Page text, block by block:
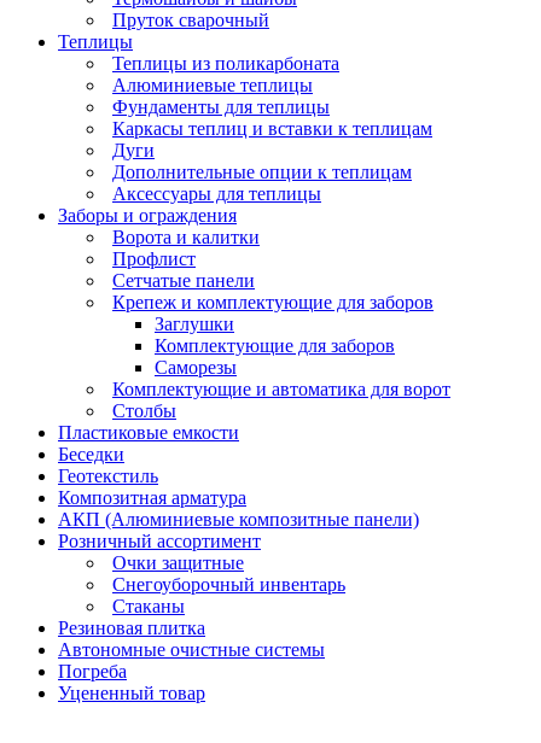
Пруток сварочный
Теплицы
Теплицы из поликарбоната
Алюминиевые теплицы
Фундаменты для теплицы
Каркасы теплиц и вставки к теплицам
Дуги
Дополнительные опции к теплицам
Аксессуары для теплицы
Заборы и ограждения
Ворота и калитки
Профлист
Сетчатые панели
Крепеж и комплектующие для заборов
Заглушки
Комплектующие для заборов
Саморезы
Комплектующие и автоматика для ворот
Столбы
Пластиковые емкости
Беседки
Геотекстиль
Композитная арматура
АКП (Алюминиевые композитные панели)
Розничный ассортимент
Очки защитные
Снегоуборочный инвентарь
Стаканы
Резиновая плитка
Автономные очистные системы
Погреба
Уцененный товар